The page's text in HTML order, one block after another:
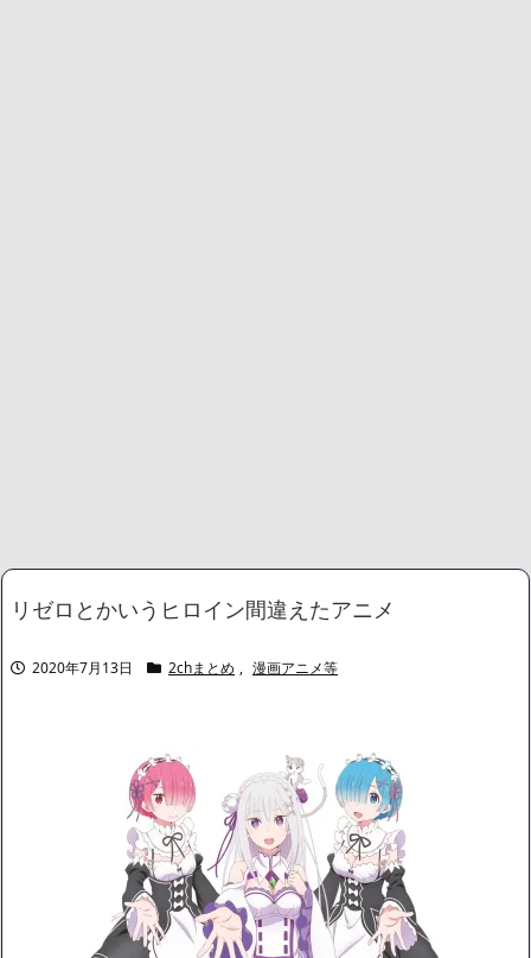
水が市街地を直撃、工場浸水・車両が次々流されるNEW!
記者「中革連は食料品消費税ゼロを公約に掲げていたが？」→階
猛氏「それは財源確保という条件付き」NEW!
積水ハウス「地面師に55億円騙し取られた…」ワイ「はえーかわ
【画像】どえらい乳のJSが発見される
NEW!
【画像】身長155cm・体重36kg・ウエスト51cmのスレンダー美
少女がAVデビュ－ｗwwww
【画像】彼女「ねー、今日のデートこれで行っていー？」ﾊﾟｼｬ
広末涼子さん、正気に戻ってしまい絶望する・・・「アカン、キ
ャリアがすべて終わった」
【配信者】「金バエ」のSNS更新が1週間途絶え、様々な憶測が
飛び交う。1週間ぶりの投稿でも一人称が「ボキ」ではなく「俺」と
なっており、本人ではないとの憶測が広がる
リゼロとかいうヒロイン間違えたアニメ
2020年7月13日 2chまとめ , 漫画アニメ等